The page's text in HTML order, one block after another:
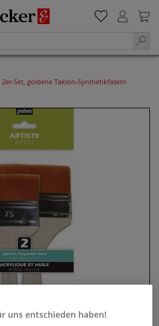
Set, goldene Taklon-Synthetikfasern
uns entschieden haben!